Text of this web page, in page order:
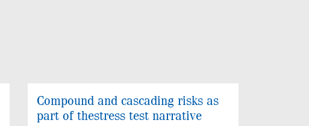
Compound and cascading risks as
part of thestress test narrative